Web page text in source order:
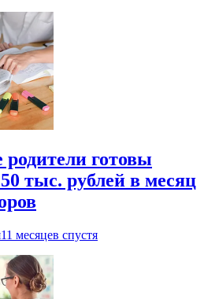
родители готовы
тыс. рублей в месяц
11 месяцев спустя